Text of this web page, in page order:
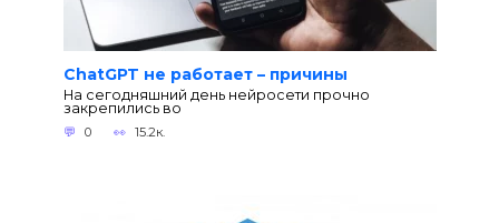
ChatGPT не работает – причины
На сегодняшний день нейросети прочно
закрепились во
0 15.2к.